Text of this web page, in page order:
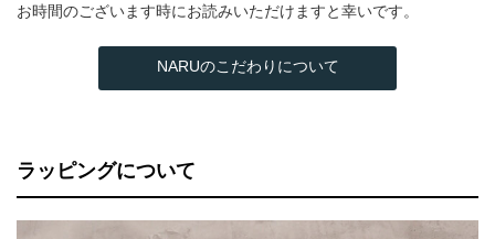
お時間のございます時にお読みいただけますと幸いです。
NARUのこだわりについて
ラッピングについて